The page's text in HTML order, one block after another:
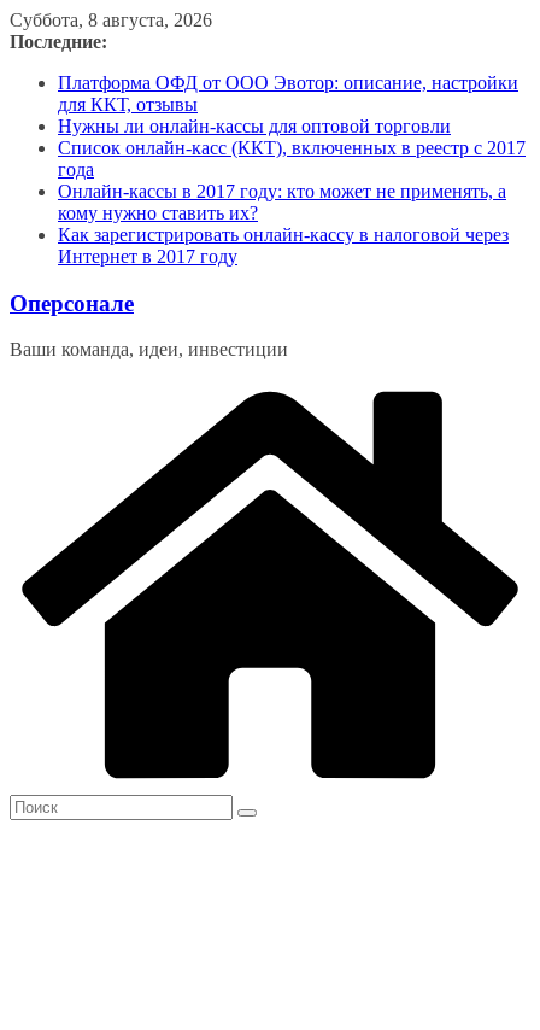
Перейти
к
Суббота, 8 августа, 2026
Последние:
Платформа ОФД от ООО Эвотор: описание, настройки
для ККТ, отзывы
Нужны ли онлайн-кассы для оптовой торговли
Список онлайн-касс (ККТ), включенных в реестр с 2017
года
Онлайн-кассы в 2017 году: кто может не применять, а
кому нужно ставить их?
Как зарегистрировать онлайн-кассу в налоговой через
Интернет в 2017 году
Оперсонале
Ваши команда, идеи, инвестиции